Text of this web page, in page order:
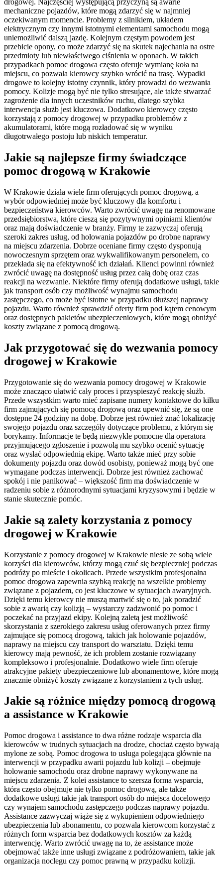
drogowej. Najczęściej występującą przyczyną są awarie
mechaniczne pojazdów, które mogą zdarzyć się w najmniej
oczekiwanym momencie. Problemy z silnikiem, układem
elektrycznym czy innymi istotnymi elementami samochodu mogą
uniemożliwić dalszą jazdę. Kolejnym częstym powodem jest
przebicie opony, co może zdarzyć się na skutek najechania na ostre
przedmioty lub niewłaściwego ciśnienia w oponach. W takich
przypadkach pomoc drogowa często oferuje wymianę koła na
miejscu, co pozwala kierowcy szybko wrócić na trasę. Wypadki
drogowe to kolejny istotny czynnik, który prowadzi do wezwania
pomocy. Kolizje mogą być nie tylko stresujące, ale także stwarzać
zagrożenie dla innych uczestników ruchu, dlatego szybka
interwencja służb jest kluczowa. Dodatkowo kierowcy często
korzystają z pomocy drogowej w przypadku problemów z
akumulatorami, które mogą rozładować się w wyniku
długotrwałego postoju lub niskich temperatur.
Jakie są najlepsze firmy świadczące
pomoc drogową w Krakowie
W Krakowie działa wiele firm oferujących pomoc drogową, a
wybór odpowiedniej może być kluczowy dla komfortu i
bezpieczeństwa kierowców. Warto zwrócić uwagę na renomowane
przedsiębiorstwa, które cieszą się pozytywnymi opiniami klientów
oraz mają doświadczenie w branży. Firmy te zazwyczaj oferują
szeroki zakres usług, od holowania pojazdów po drobne naprawy
na miejscu zdarzenia. Dobrze oceniane firmy często dysponują
nowoczesnym sprzętem oraz wykwalifikowanym personelem, co
przekłada się na efektywność ich działań. Klienci powinni również
zwrócić uwagę na dostępność usług przez całą dobę oraz czas
reakcji na wezwanie. Niektóre firmy oferują dodatkowe usługi, takie
jak transport osób czy możliwość wynajmu samochodu
zastępczego, co może być istotne w przypadku dłuższej naprawy
pojazdu. Warto również sprawdzić oferty firm pod kątem cenowym
oraz dostępnych pakietów ubezpieczeniowych, które mogą obniżyć
koszty związane z pomocą drogową.
Jak przygotować się do wezwania pomocy
drogowej w Krakowie
Przygotowanie się do wezwania pomocy drogowej w Krakowie
może znacząco ułatwić cały proces i przyspieszyć reakcję służb.
Przede wszystkim warto mieć zapisane numery kontaktowe do kilku
firm zajmujących się pomocą drogową oraz upewnić się, że są one
dostępne 24 godziny na dobę. Dobrze jest również znać lokalizację
swojego pojazdu oraz szczegóły dotyczące problemu, z którym się
borykamy. Informacje te będą niezwykle pomocne dla operatora
przyjmującego zgłoszenie i pozwolą mu szybko ocenić sytuację
oraz wysłać odpowiednią ekipę. Warto także mieć przy sobie
dokumenty pojazdu oraz dowód osobisty, ponieważ mogą być one
wymagane podczas interwencji. Dobrze jest również zachować
spokój i nie panikować – większość firm ma doświadczenie w
radzeniu sobie z różnorodnymi sytuacjami kryzysowymi i będzie w
stanie skutecznie pomóc.
Jakie są zalety korzystania z pomocy
drogowej w Krakowie
Korzystanie z pomocy drogowej w Krakowie niesie ze sobą wiele
korzyści dla kierowców, którzy mogą czuć się bezpieczniej podczas
podróży po mieście i okolicach. Przede wszystkim profesjonalna
pomoc drogowa zapewnia szybką reakcję na wszelkie problemy
związane z pojazdem, co jest kluczowe w sytuacjach awaryjnych.
Dzięki temu kierowcy nie muszą martwić się o to, jak poradzić
sobie z awarią czy kolizją – wystarczy zadzwonić po pomoc i
poczekać na przyjazd ekipy. Kolejną zaletą jest możliwość
skorzystania z szerokiego zakresu usług oferowanych przez firmy
zajmujące się pomocą drogową, takich jak holowanie pojazdów,
naprawy na miejscu czy transport do warsztatu. Dzięki temu
kierowcy mają pewność, że ich problem zostanie rozwiązany
kompleksowo i profesjonalnie. Dodatkowo wiele firm oferuje
atrakcyjne pakiety ubezpieczeniowe lub abonamentowe, które mogą
znacznie obniżyć koszty związane z korzystaniem z tych usług.
Jakie są różnice między pomocą drogową
a assistance w Krakowie
Pomoc drogowa i assistance to dwa różne rodzaje wsparcia dla
kierowców w trudnych sytuacjach na drodze, chociaż często bywają
mylone ze sobą. Pomoc drogowa to usługa polegająca głównie na
interwencji w przypadku awarii pojazdu lub kolizji – obejmuje
holowanie samochodu oraz drobne naprawy wykonywane na
miejscu zdarzenia. Z kolei assistance to szersza forma wsparcia,
która często obejmuje nie tylko pomoc drogową, ale także
dodatkowe usługi takie jak transport osób do miejsca docelowego
czy wynajem samochodu zastępczego podczas naprawy pojazdu.
Assistance zazwyczaj wiąże się z wykupieniem odpowiedniego
ubezpieczenia lub abonamentu, co pozwala kierowcom korzystać z
różnych form wsparcia bez dodatkowych kosztów za każdą
interwencję. Warto zwrócić uwagę na to, że assistance może
obejmować także inne usługi związane z podróżowaniem, takie jak
organizacja noclegu czy pomoc prawną w przypadku kolizji.